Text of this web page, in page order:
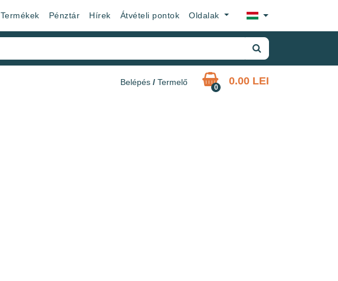
Termékek Pénztár Hírek Átvételi pontok Oldalak ×
Belépés / Termelő
0
0.00 LEI